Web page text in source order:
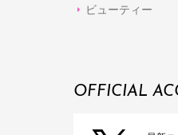
ビューティー
OFFICIAL